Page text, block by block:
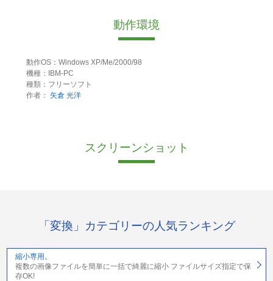
動作環境
動作OS：Windows XP/Me/2000/98
機種：IBM-PC
種類：フリーソフト
作者： 矢倉 光洋
スクリーンショット
「変換」カテゴリーの人気ランキング
縮小専用。
複数の画像ファイルを簡単に一括で綺麗に縮小 ファイルサイズ指定で保
存OK!